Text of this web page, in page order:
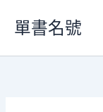
要
單書名號